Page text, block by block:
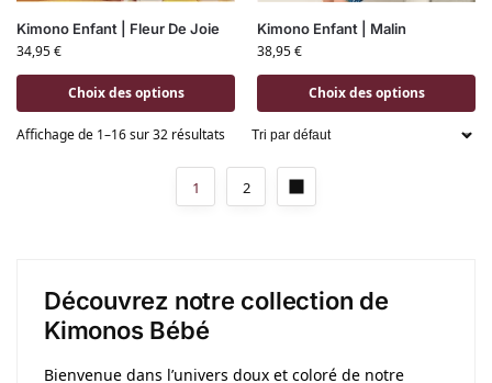
Kimono Enfant | Fleur De Joie
34,95€
Choix des options
Kimono Enfant | Malin
38,95€
Choix des options
Affichage de 1–16 sur 32 résultats
1 2
Découvrez notre collection de
Kimonos Bébé
Bienvenue dans l’univers doux et coloré de notre